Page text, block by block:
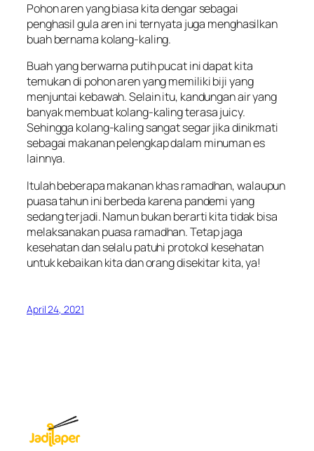
Pohon aren yang biasa kita dengar sebagai
penghasil gula aren ini ternyata juga menghasilkan
buah bernama kolang-kaling.
Buah yang berwarna putih pucat ini dapat kita
temukan di pohon aren yang memiliki biji yang
menjuntai kebawah. Selain itu, kandungan air yang
banyak membuat kolang-kaling terasa juicy.
Sehingga kolang-kaling sangat segar jika dinikmati
sebagai makanan pelengkap dalam minuman es
lainnya.
Itulah beberapa makanan khas ramadhan, walaupun
puasa tahun ini berbeda karena pandemi yang
sedang terjadi. Namun bukan berarti kita tidak bisa
melaksanakan puasa ramadhan. Tetap jaga
kesehatan dan selalu patuhi protokol kesehatan
untuk kebaikan kita dan orang disekitar kita, ya!
April 24, 2021